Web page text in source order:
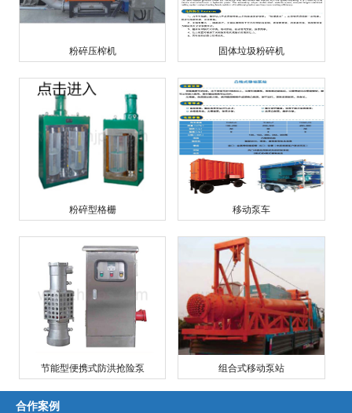
信的经营理念，雄厚的技术力量，先进的工艺设施，丰富的施工经验取信于国内
外广大用户及建设施工单位，多次获国家及地区党政部门嘉奖。 ...【查看详细】
粉碎压榨机 固体垃圾粉碎机
粉碎型格栅 移动泵车
节能型便携式防洪抢险泵 组合式移动泵站
合作案例